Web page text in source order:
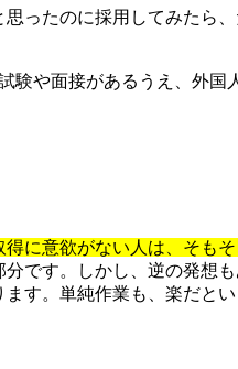
ったのに採用してみたら
や面接があるうえ、外国
に意欲がない人は、そも
です。しかし、逆の発想
す。単純作業も、楽だとい